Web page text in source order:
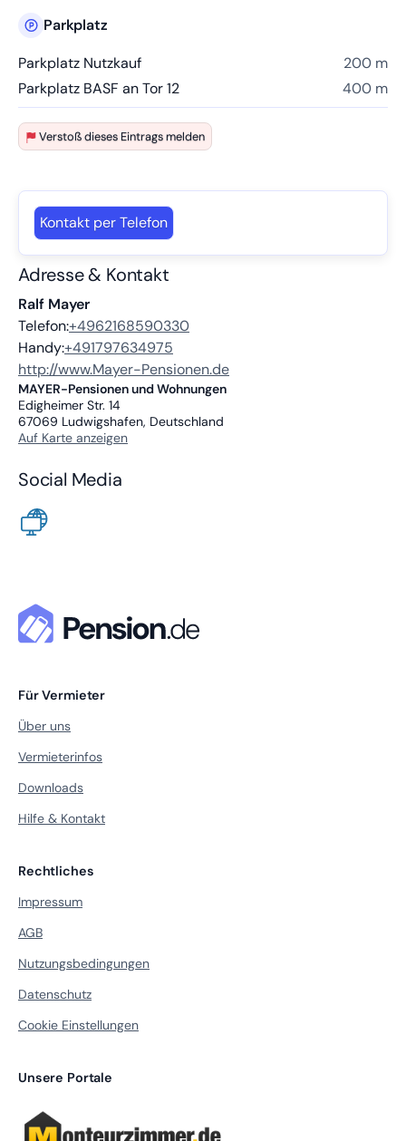
Parkplatz
Parkplatz Nutzkauf
200 m
Parkplatz BASF an Tor 12
400 m
Verstoß dieses Eintrags melden
Kontakt per Telefon
Adresse & Kontakt
Ralf Mayer
Telefon:+4962168590330
Handy:+491797634975
http://www.Mayer-Pensionen.de
MAYER-Pensionen und Wohnungen
Edigheimer Str. 14
67069 Ludwigshafen, Deutschland
Auf Karte anzeigen
Social Media
Für Vermieter
Über uns
Vermieterinfos
Downloads
Hilfe & Kontakt
Rechtliches
Impressum
AGB
Nutzungsbedingungen
Datenschutz
Cookie Einstellungen
Unsere Portale